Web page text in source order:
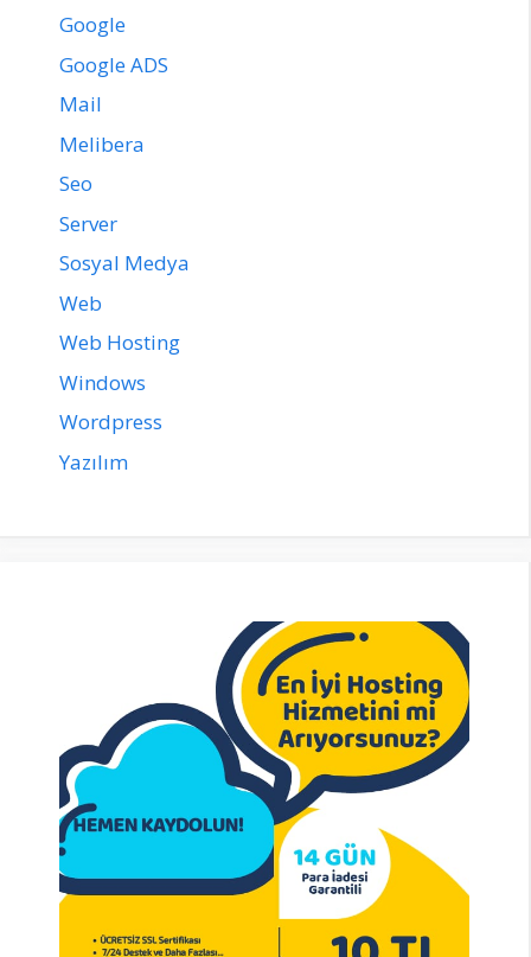
Google
Google ADS
Mail
Melibera
Seo
Server
Sosyal Medya
Web
Web Hosting
Windows
Wordpress
Yazılım